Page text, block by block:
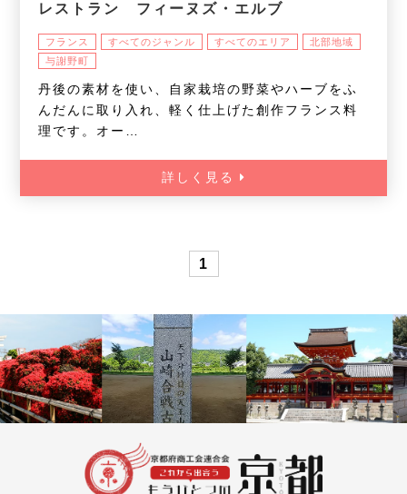
レストラン フィーヌズ・エルブ
フランス すべてのジャンル すべてのエリア
北部地域
与謝野町
丹後の素材を使い、自家栽培の野菜やハーブをふ
んだんに取り入れ、軽く仕上げた創作フランス料
理です。オー…
詳しく見る
1